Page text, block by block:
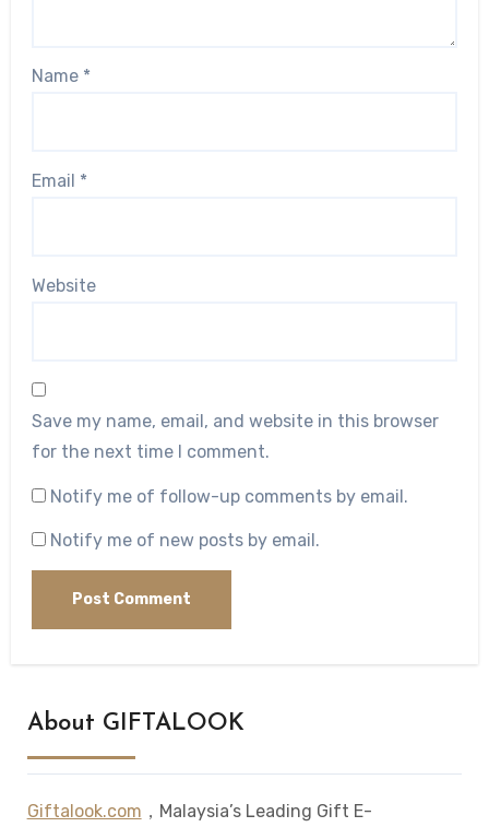
Name *
Email *
Website
Save my name, email, and website in this browser
for the next time I comment.
Notify me of follow-up comments by email.
Notify me of new posts by email.
About GIFTALOOK
Giftalook.com ，Malaysia’s Leading Gift E-